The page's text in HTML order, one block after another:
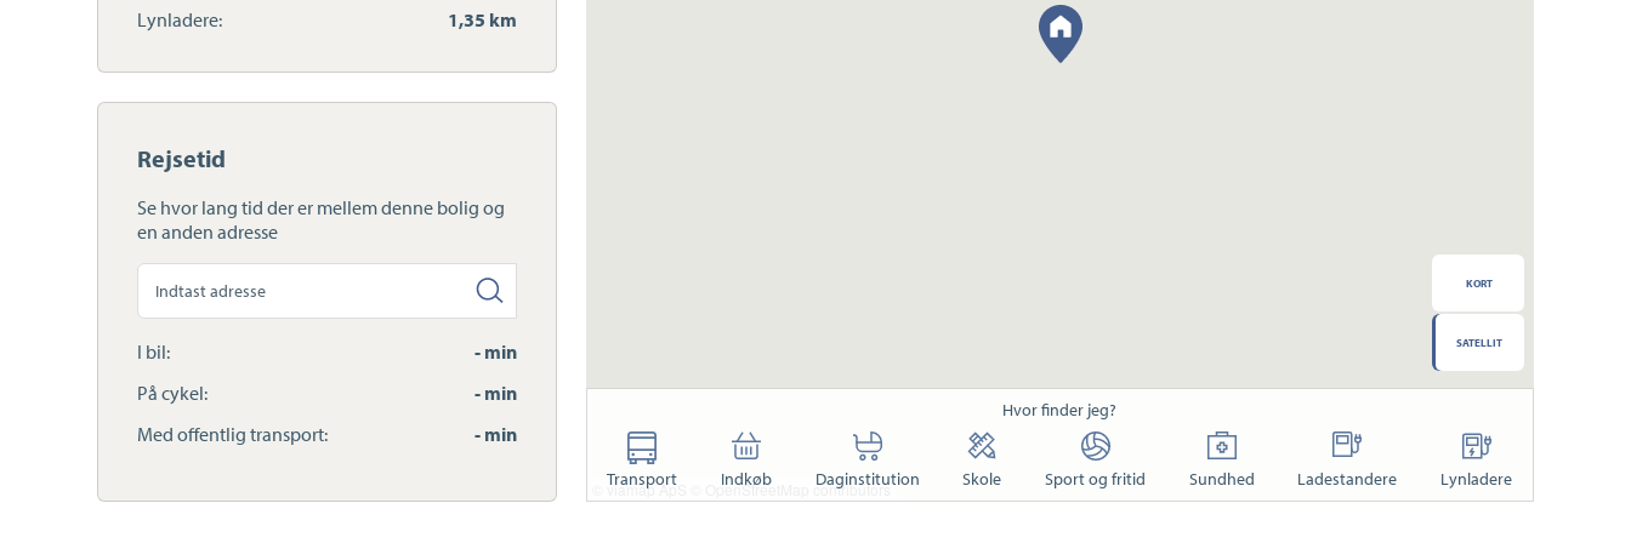
Lynladere: 1,35 km
Rejsetid
Se hvor lang tid der er mellem denne bolig og
en anden adresse
anden
adresse
I bil:
- min
På cykel:
- min
Med offentlig transport:
- min
© viamap ApS © OpenStreetMap contributors
KORT
SATELLIT
Hvor finder jeg?
Transport Indkøb Daginstitution Skole Sport og fritid Sundhed Ladestandere Lynladere